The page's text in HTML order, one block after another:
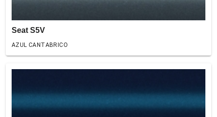
Seat S5V
AZUL CANTABRICO